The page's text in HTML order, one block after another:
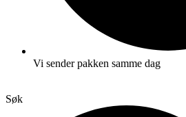
Vi sender pakken samme dag
Søk